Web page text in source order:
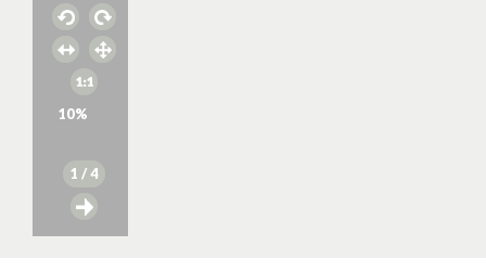
10%
1 / 4